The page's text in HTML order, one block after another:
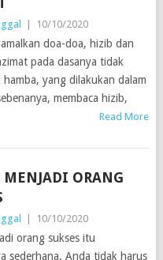
| 10/10/2020
doa-doa, hizib dan
pada dasanya tidak
yang dilakukan dalam
membaca hizib,
Read More
MENJADI ORANG
| 10/10/2020
orang sukses itu
sederhana. Anda tidak harus